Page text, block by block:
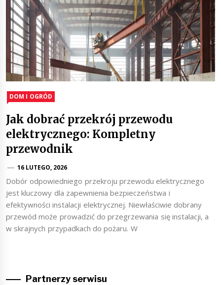
DOM I OGRÓD
Jak dobrać przekrój przewodu
elektrycznego: Kompletny
przewodnik
16 LUTEGO, 2026
Dobór odpowiedniego przekroju przewodu elektrycznego
jest kluczowy dla zapewnienia bezpieczeństwa i
efektywności instalacji elektrycznej. Niewłaściwie dobrany
przewód może prowadzić do przegrzewania się instalacji, a
w skrajnych przypadkach do pożaru. W
Partnerzy serwisu